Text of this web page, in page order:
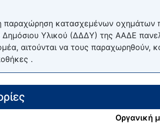
παραχώρηση κατασχεμένων οχημάτων
Δημόσιου Υλικού (ΔΔΔΥ) της ΑΑΔΕ
αιτούνται να τους παραχωρηθούν,
.
Οργανική